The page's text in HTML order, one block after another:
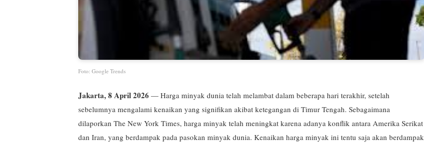
Foto: Google Trends
Jakarta, 8 April 2026 — Harga minyak dunia telah melambat dalam beberapa hari terakhir, setelah
sebelumnya mengalami kenaikan yang signifikan akibat ketegangan di Timur Tengah. Sebagaimana
dilaporkan The New York Times, harga minyak telah meningkat karena adanya konflik antara Amerika Serikat
dan Iran, yang berdampak pada pasokan minyak dunia. Kenaikan harga minyak ini tentu saja akan berdampak